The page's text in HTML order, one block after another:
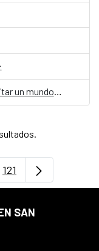
intermedias Use
Página
121
SAN